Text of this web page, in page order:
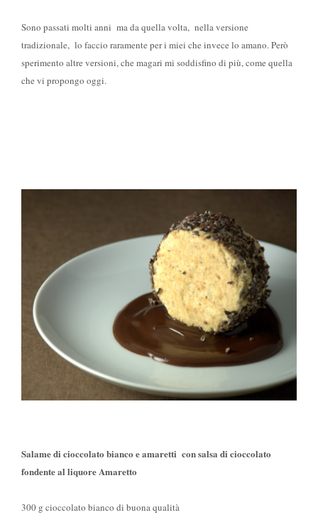
Sono passati molti anni mada quella volta, nella versione
tradizionale, lo faccio raramente per i miei che invece lo amano. Però
sperimento altre versioni, che magari mi soddisfino di più, come quella
che vi propongo oggi.
Salame di cioccolato bianco e amaretti con salsa di cioccolato
fondente al liquore Amaretto
300 g cioccolato bianco di buona qualità